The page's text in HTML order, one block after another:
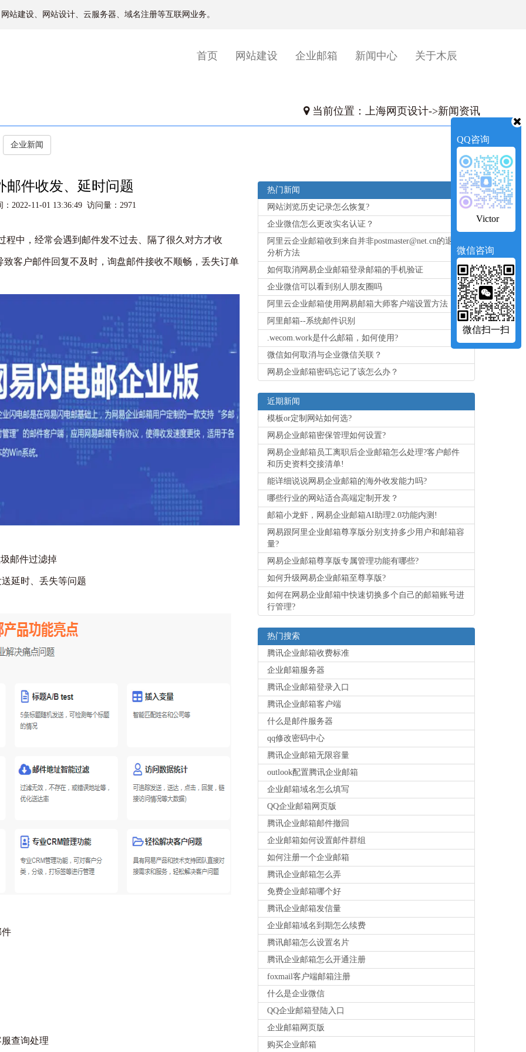
站建设、网站设计、云服务器、域名注册等互联网业务。
首页(current)网站建设 企业邮箱 新闻中心 关于木辰
当前位置： 上海网页设计->新闻资讯
企业新闻
邮件收发、延时问题
2022-11-01 13:36:49 访问量：2971
中，经常会遇到邮件发不过去、隔了很久对方才收
客户邮件回复不及时，询盘邮件接收不顺畅，丢失订单
邮件过滤掉
延时、丢失等问题
件
查询处理
热门新闻
网站浏览历史记录怎么恢复?
企业微信怎么更改实名认证？
阿里云企业邮箱收到来自并非postmaster@net.cn的退信
分析方法
如何取消网易企业邮箱登录邮箱的手机验证
企业微信可以看到别人朋友圈吗
阿里云企业邮箱使用网易邮箱大师客户端设置方法
阿里邮箱--系统邮件识别
.wecom.work是什么邮箱，如何使用?
微信如何取消与企业微信关联？
网易企业邮箱密码忘记了该怎么办？
近期新闻
模板or定制网站如何选?
网易企业邮箱密保管理如何设置?
网易企业邮箱员工离职后企业邮箱怎么处理?客户邮件
和历史资料交接清单!
能详细说说网易企业邮箱的海外收发能力吗?
哪些行业的网站适合高端定制开发？
邮箱小龙虾，网易企业邮箱AI助理2.0功能内测!
网易跟阿里企业邮箱尊享版分别支持多少用户和邮箱容
量?
网易企业邮箱尊享版专属管理功能有哪些?
如何升级网易企业邮箱至尊享版?
如何在网易企业邮箱中快速切换多个自己的邮箱账号进
行管理?
热门搜索
腾讯企业邮箱收费标准
企业邮箱服务器
腾讯企业邮箱登录入口
腾讯企业邮箱客户端
什么是邮件服务器
qq修改密码中心
腾讯企业邮箱无限容量
outlook配置腾讯企业邮箱
企业邮箱域名怎么填写
QQ企业邮箱网页版
腾讯企业邮箱邮件撤回
企业邮箱如何设置邮件群组
如何注册一个企业邮箱
腾讯企业邮箱怎么弄
免费企业邮箱哪个好
腾讯企业邮箱发信量
企业邮箱域名到期怎么续费
腾讯邮箱怎么设置名片
腾讯企业邮箱怎么开通注册
foxmail客户端邮箱注册
什么是企业微信
QQ企业邮箱登陆入口
企业邮箱网页版
购买企业邮箱
QQ咨询
Victor
微信咨询
微信扫一扫